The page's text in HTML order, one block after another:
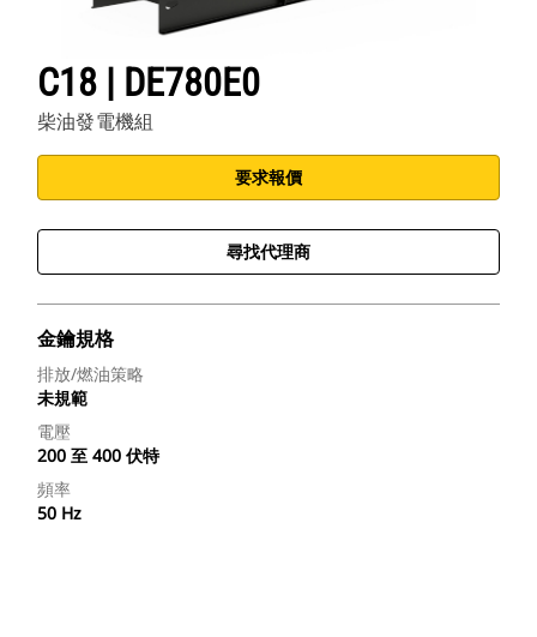
C18 | DE780E0
柴油發電機組
要求報價
尋找代理商
金鑰規格
排放/燃油策略
未規範
電壓
200 至 400 伏特
頻率
50 Hz